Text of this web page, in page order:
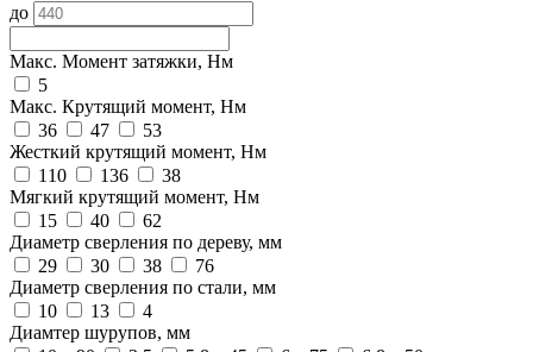
до
Макс. Момент затяжки, Нм
5
Макс. Крутящий момент, Нм
36
47
53
Жесткий крутящий момент, Нм
110
136
38
Мягкий крутящий момент, Нм
15
40
62
Диаметр сверления по дереву, мм
29
30 38
76
Диаметр сверления по стали, мм
10
13
4
Диамтер шурупов, мм